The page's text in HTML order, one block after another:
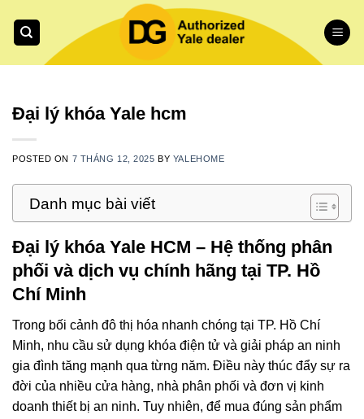
content
Đại lý khóa Yale hcm
POSTED ON 7 THÁNG 12, 2025 BY YALEHOME
Danh mục bài viết
Đại lý khóa Yale HCM – Hệ thống phân
phối và dịch vụ chính hãng tại TP. Hồ
Chí Minh
Trong bối cảnh đô thị hóa nhanh chóng tại TP. Hồ Chí
Minh, nhu cầu sử dụng khóa điện tử và giải pháp an ninh
gia đình tăng mạnh qua từng năm. Điều này thúc đẩy sự ra
đời của nhiều cửa hàng, nhà phân phối và đơn vị kinh
doanh thiết bị an ninh. Tuy nhiên, để mua đúng sản phẩm